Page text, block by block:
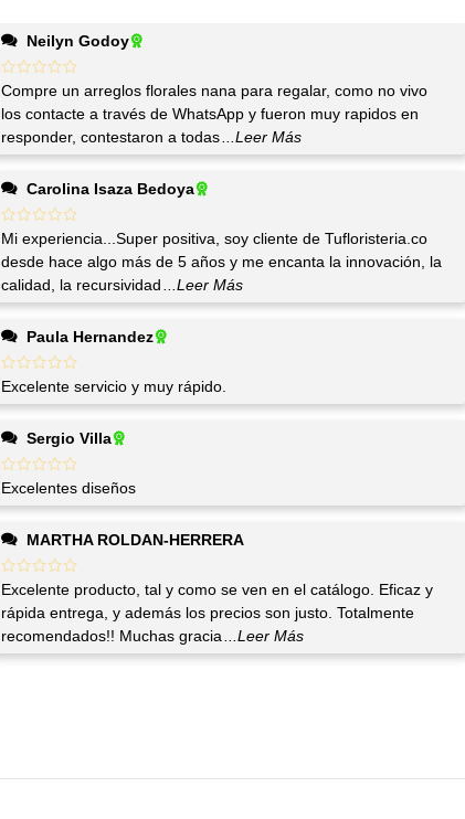
Neilyn Godoy
Compre un arreglos florales nana para regalar, como no vivo
los contacte a través de WhatsApp y fueron muy rapidos en
responder, contestaron a todas
...Leer Más
Carolina Isaza Bedoya
Mi experiencia...Super positiva, soy cliente de Tufloristeria.co
desde hace algo más de 5 años y me encanta la innovación, la
calidad, la recursividad
...Leer Más
Paula Hernandez
Excelente servicio y muy rápido.
Sergio Villa
Excelentes diseños
MARTHA ROLDAN-HERRERA
Excelente producto, tal y como se ven en el catálogo. Eficaz y
rápida entrega, y además los precios son justo. Totalmente
recomendados!! Muchas gracia
...Leer Más